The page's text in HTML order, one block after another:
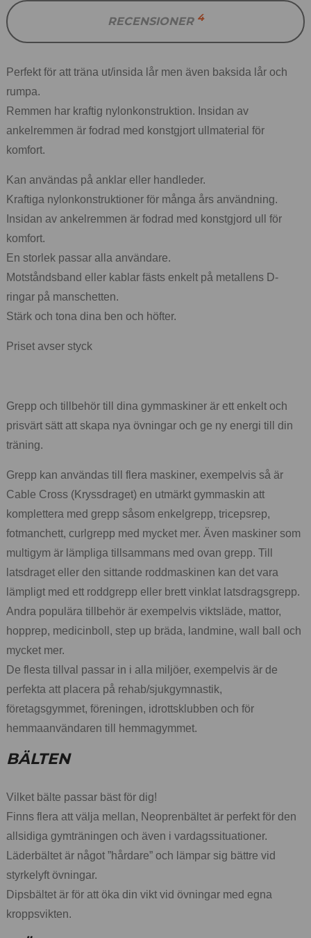
RECENSIONER 4
Perfekt för att träna ut/insida lår men även baksida lår och
rumpa.
Remmen har kraftig nylonkonstruktion. Insidan av
ankelremmen är fodrad med konstgjort ullmaterial för
komfort.
Kan användas på anklar eller handleder.
Kraftiga nylonkonstruktioner för många års användning.
Insidan av ankelremmen är fodrad med konstgjord ull för
komfort.
En storlek passar alla användare.
Motståndsband eller kablar fästs enkelt på metallens D-
ringar på manschetten.
Stärk och tona dina ben och höfter.
Priset avser styck
Grepp och tillbehör till dina gymmaskiner är ett enkelt och
prisvärt sätt att skapa nya övningar och ge ny energi till din
träning.
Grepp kan användas till flera maskiner, exempelvis så är
Cable Cross (Kryssdraget) en utmärkt gymmaskin att
komplettera med grepp såsom enkelgrepp, tricepsrep,
fotmanchett, curlgrepp med mycket mer. Även maskiner som
multigym är lämpliga tillsammans med ovan grepp. Till
latsdraget eller den sittande roddmaskinen kan det vara
lämpligt med ett roddgrepp eller brett vinklat latsdragsgrepp.
Andra populära tillbehör är exempelvis viktsläde, mattor,
hopprep, medicinboll, step up bräda, landmine, wall ball och
mycket mer.
De flesta tillval passar in i alla miljöer, exempelvis är de
perfekta att placera på rehab/sjukgymnastik,
företagsgymmet, föreningen, idrottsklubben och för
hemmaanvändaren till hemmagymmet.
BÄLTEN
Vilket bälte passar bäst för dig!
Finns flera att välja mellan, Neoprenbältet är perfekt för den
allsidiga gymträningen och även i vardagssituationer.
Läderbältet är något ”hårdare” och lämpar sig bättre vid
styrkelyft övningar.
Dipsbältet är för att öka din vikt vid övningar med egna
kroppsvikten.